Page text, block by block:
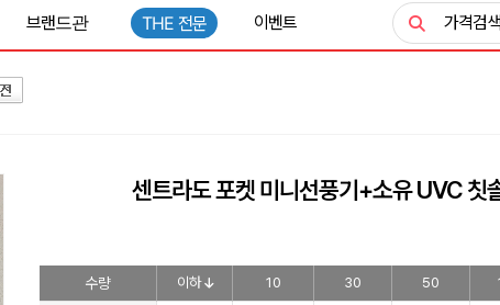
브랜드관 THE 전문 이벤트 가격검색
센트라도 포켓 미니선풍기+소유 UVC 칫
수량 이하 10 30 50